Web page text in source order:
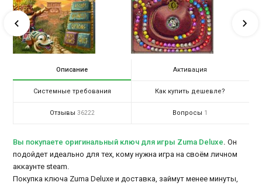
Описание Активация
Системные требования Как купить дешевле?
Отзывы 36222 Вопросы 1
Вы покупаете оригинальный ключ для игры Zuma Deluxe. Он
подойдет идеально для тех, кому нужна игра на своём личном
аккаунте steam.
Покупка ключа Zuma Deluxe и доставка, займут менее минуты,